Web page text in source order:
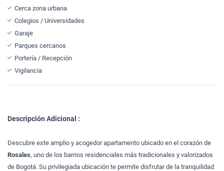
Cerca zona urbana
Colegios / Universidades
Garaje
Parques cercanos
Portería / Recepción
Vigilancia
Descripción Adicional :
Descubre este amplio y acogedor apartamento ubicado en el corazón de
Rosales, uno de los barrios residenciales más tradicionales y valorizados
de Bogotá. Su privilegiada ubicación te permite disfrutar de la tranquilidad